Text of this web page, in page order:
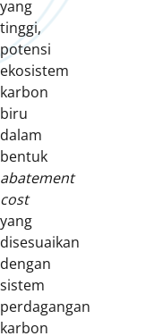
yang
tinggi,
potensi
ekosistem
karbon
biru
dalam
bentuk
abatement
cost
yang
disesuaikan
dengan
sistem
perdagangan
karbon